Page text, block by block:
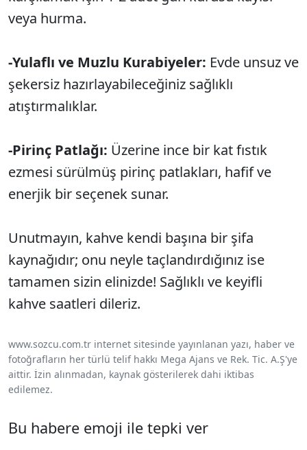
veya hurma.
-Yulaflı ve Muzlu Kurabiyeler: Evde unsuz ve
şekersiz hazırlayabileceğiniz sağlıklı
atıştırmalıklar.
-Pirinç Patlağı: Üzerine ince bir kat fıstık
ezmesi sürülmüş pirinç patlakları, hafif ve
enerjik bir seçenek sunar.
Unutmayın, kahve kendi başına bir şifa
kaynağıdır; onu neyle taçlandırdığınız ise
tamamen sizin elinizde! Sağlıklı ve keyifli
kahve saatleri dileriz.
www.sozcu.com.tr internet sitesinde yayınlanan yazı, haber ve
fotoğrafların her türlü telif hakkı Mega Ajans ve Rek. Tic. A.Ş'ye
aittir. İzin alınmadan, kaynak gösterilerek dahi iktibas
edilemez.
Bu habere emoji ile tepki ver